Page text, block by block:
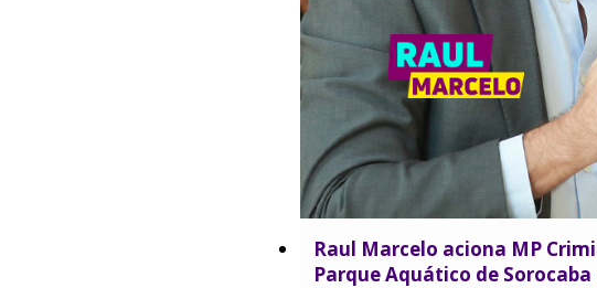
Raul Marcelo aciona MP
Parque Aquático de